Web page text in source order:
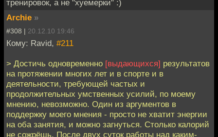
тренировок, а не "хуемерки" :)
Archie »
#308 | 20.12.10 19:46
Кому: Ravid, #211
> Достичь одновременно [выдающихся] результатов
на протяжении многих лет и в спорте и в
деятельности, требующей частых и
продолжительных умственных усилий, по моему
мнению, невозможно. Один из аргументов в
поддержку моего мнения - просто не хватит энергии
на оба занятия, и можно загнуться. Столько калорий
не сожрёшь. После двух суток работы над каким-